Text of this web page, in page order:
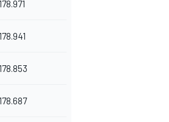
178.971
178.941
178.853
178.687